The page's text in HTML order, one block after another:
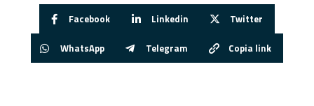
Facebook Linkedin Twitter
WhatsApp Telegram Copia link